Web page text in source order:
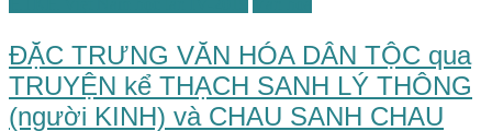
ĐẶC TRƯNG VĂN HÓA DÂN TỘC qua
TRUYỆN kể THẠCH SANH LÝ THÔNG
(người KINH) và CHAU SANH CHAU